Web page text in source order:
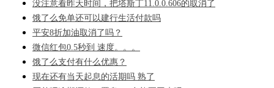
没注意看昨天时间，把塔斯丁11.0.0.606的取消了
饿了么免单还可以建行生活付款吗
平安8折加油取消了吗？
微信红包0.5秒到 速度。。。
饿了么支付有什么优惠？
现在还有当天起息的活期吗 熟了